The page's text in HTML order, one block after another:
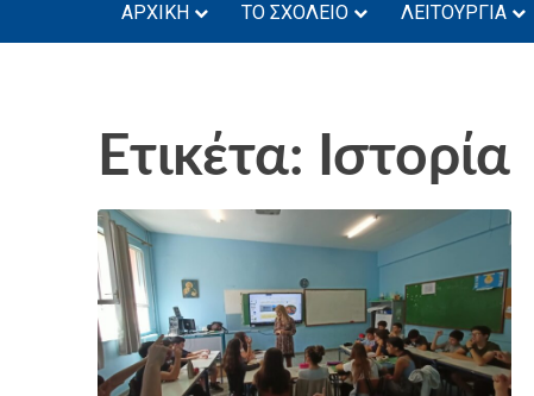
ΑΡΧΙΚΗ ΤΟ ΣΧΟΛΕΙΟ ΛΕΙΤΟΥΡΓΙΑ
Ετικέτα: Ιστορία